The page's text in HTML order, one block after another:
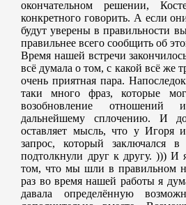
окончательном решении,
конкретного говорить. А если
будут уверены в правильности
правильнее всего сообщить об
Время нашей встречи
всё думала о том, с какой всё же
очень приятная пара.
таки много фраз, которые
возобновление отношений
дальнейшему сплочению. И
оставляет мысль, что у
запрос, который заключался
подтолкнули друг к другу. ))) И
том, что мы шли в правильном
раз во время нашей работы я
давала определённую